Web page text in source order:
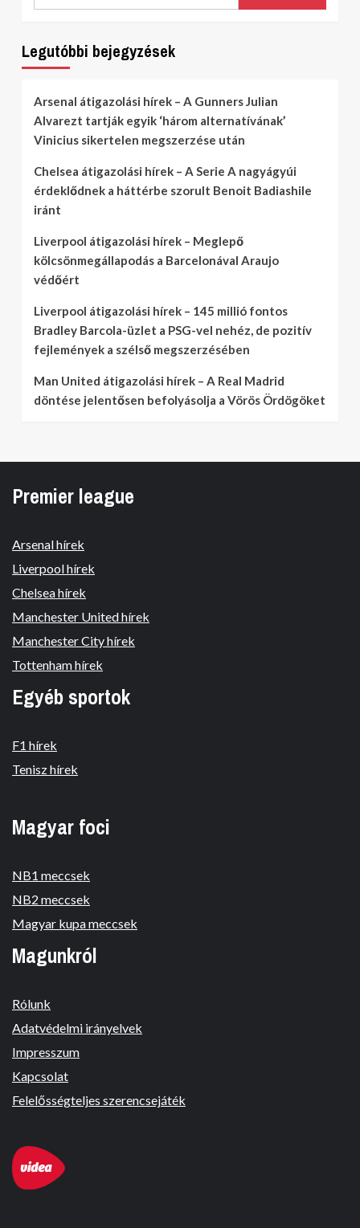
Legutóbbi bejegyzések
Arsenal átigazolási hírek – A Gunners Julian
Alvarezt tartják egyik ‘három alternatívának’
Vinicius sikertelen megszerzése után
Chelsea átigazolási hírek – A Serie A nagyágyúi
érdeklődnek a háttérbe szorult Benoit Badiashile
iránt
Liverpool átigazolási hírek – Meglepő
kölcsönmegállapodás a Barcelonával Araujo
védőért
Liverpool átigazolási hírek – 145 millió fontos
Bradley Barcola-üzlet a PSG-vel nehéz, de pozitív
fejlemények a szélső megszerzésében
Man United átigazolási hírek – A Real Madrid
döntése jelentősen befolyásolja a Vörös Ördögöket
Premier league
Arsenal hírek
Liverpool hírek
Chelsea hírek
Manchester United hírek
Manchester City hírek
Tottenham hírek
Egyéb sportok
F1 hírek
Tenisz hírek
Magyar foci
NB1 meccsek
NB2 meccsek
Magyar kupa meccsek
Magunkról
Rólunk
Adatvédelmi irányelvek
Impresszum
Kapcsolat
Felelősségteljes szerencsejáték